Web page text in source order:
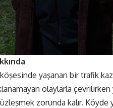
yaşanan bir trafik
olaylarla
zorunda kalır. Köyde